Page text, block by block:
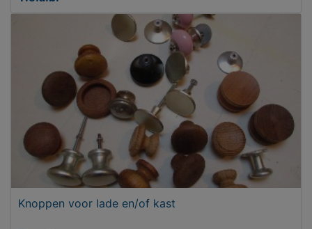
Knoppen voor lade en/of kast